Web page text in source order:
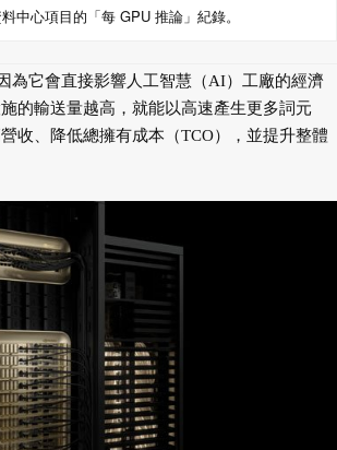
中心項目的「每 GPU 推論」紀錄。
為它會直接影響人工智慧（AI）工廠的經濟
的輸送量越高，就能以高速產生更多詞元
營收、降低總擁有成本（TCO），並提升整體